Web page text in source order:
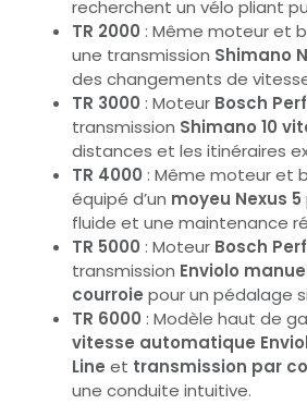
recherchent un vélo pliant
TR 2000 : Même moteur et
une transmission Shimano
des changements de
TR 3000 : Moteur Bosch
transmission Shimano 10
distances et les itinéraires
TR 4000 : Même moteur et
équipé d’un moyeu Nexus 5
fluide et une maintenance
TR 5000 : Moteur Bosch
transmission Enviolo
courroie pour un pédalage
TR 6000 : Modèle haut de
vitesse automatique
Line et transmission par
une conduite intuitive.